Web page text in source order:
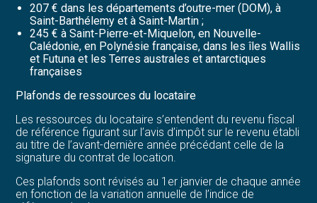
207 € dans les départements d’outre-mer (DOM), à
Saint-Barthélemy et à Saint-Martin ;
245 € à Saint-Pierre-et-Miquelon, en Nouvelle-
Calédonie, en Polynésie française, dans les îles Wallis
et Futuna et les Terres australes et antarctiques
françaises
Plafonds de ressources du locataire
Les ressources du locataire s’entendent du revenu fiscal
de référence figurant sur l’avis d’impôt sur le revenu établi
au titre de l’avant-dernière année précédant celle de la
signature du contrat de location.
Ces plafonds sont révisés au 1er janvier de chaque année
en fonction de la variation annuelle de l’indice de